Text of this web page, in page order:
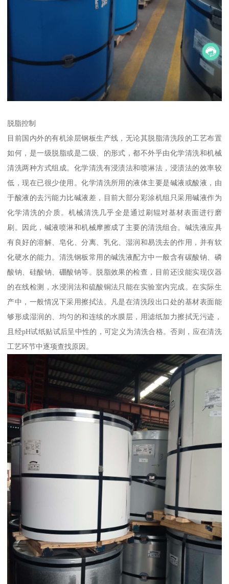
脱脂控制
目前国内外的有机涂层钢板生产线，无论其脱脂清洗段的工艺布置
如何，是一级脱脂或是二级、的形式，都不外乎由化学清洗和机械
清洗两种方式组成。化学清洗有浸渍法和喷淋法，浸渍法的效率较
低，现在已很少使用。化学清洗所用的液体主要是碱液或酸液，由
于酸液的去污能力比碱液差，目前大部分彩涂机组只采用碱液作为
化学清洗的介质。机械清洗几乎全是通过刷辊对基材表面进行磨
刷。因此，碱液喷淋和机械摩擦成了主要的清洗组合。碱洗液应具
有良好的溶解、皂化、分离、乳化、湿润和易洗去的作用，并有软
化硬水的能力。清洗钢板常用的碱洗液配方中一般含有碳酸钠、磷
酸钠、硅酸钠、硼酸钠等。脱脂效果的检查，目前还没能实现仪器
的在线检测，水浸润法和硫酸铜法只能在实验室内完成。在实际生
产中，一般情况下采用擦拭法。凡是在清洗段出口处的基材表面能
够形成湿润的、均匀的和连续的水膜层，用滤纸加力擦拭无污迹，
且经pH试纸贴试后呈中性的，可定义为清洗合格。否则，应在清洗
工艺环节中逐项查找原因。